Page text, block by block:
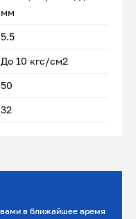
мм
5.5
До 10 кгс/см2
50
32
в ближайшее время